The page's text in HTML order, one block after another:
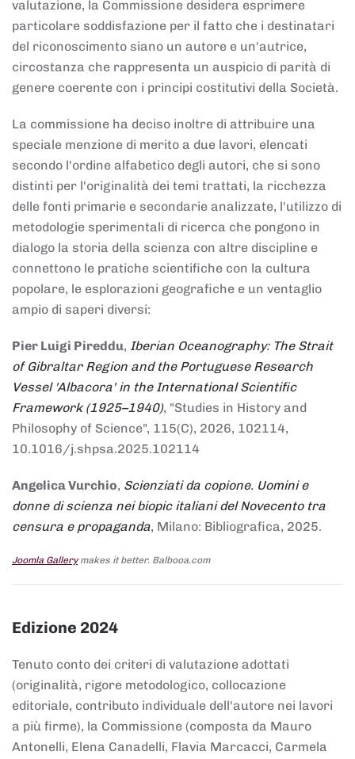
valutazione, la Commissione desidera esprimere
particolare soddisfazione per il fatto che i destinatari
del riconoscimento siano un autore e un'autrice,
circostanza che rappresenta un auspicio di parità di
genere coerente con i principi costitutivi della Società.
La commissione ha deciso inoltre di attribuire una
speciale menzione di merito a due lavori, elencati
secondo l'ordine alfabetico degli autori, che si sono
distinti per l'originalità dei temi trattati, la ricchezza
delle fonti primarie e secondarie analizzate, l'utilizzo di
metodologie sperimentali di ricerca che pongono in
dialogo la storia della scienza con altre discipline e
connettono le pratiche scientifiche con la cultura
popolare, le esplorazioni geografiche e un ventaglio
ampio di saperi diversi:
Pier Luigi Pireddu, Iberian Oceanography: The Strait
of Gibraltar Region and the Portuguese Research
Vessel 'Albacora' in the International Scientific
Framework (1925–1940), "Studies in History and
Philosophy of Science", 115(C), 2026, 102114,
10.1016/j.shpsa.2025.102114
Angelica Vurchio, Scienziati da copione. Uomini e
donne di scienza nei biopic italiani del Novecento tra
censura e propaganda, Milano: Bibliografica, 2025.
Joomla Gallerymakes it better. Balbooa.com
Edizione 2024
Tenuto conto dei criteri di valutazione adottati
(originalità, rigore metodologico, collocazione
editoriale, contributo individuale dell'autore nei lavori
a più firme), la Commissione (composta da Mauro
Antonelli, Elena Canadelli, Flavia Marcacci, Carmela